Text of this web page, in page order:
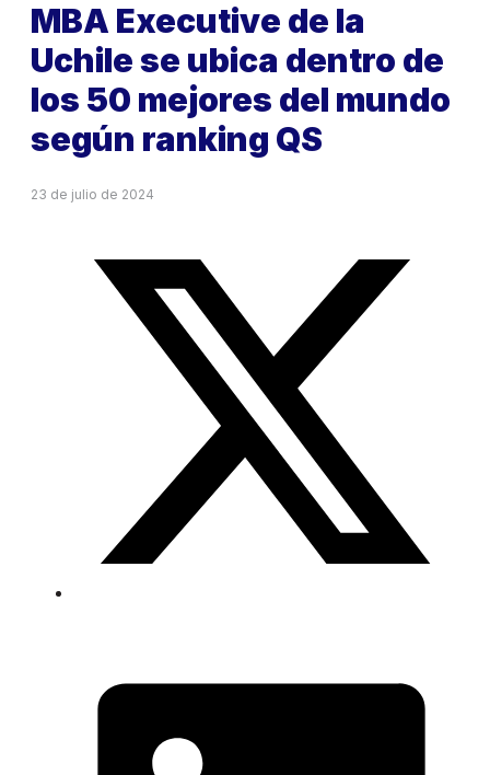
MBA Executive de la
Uchile se ubica dentro de
los 50 mejores del mundo
según ranking QS
23 de julio de 2024